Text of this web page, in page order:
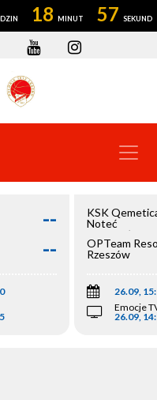
18 56
--
--
KSK
Noteć
Inowrocław
OPTeam
Rzeszów
26.09,
Emocje
26.09,